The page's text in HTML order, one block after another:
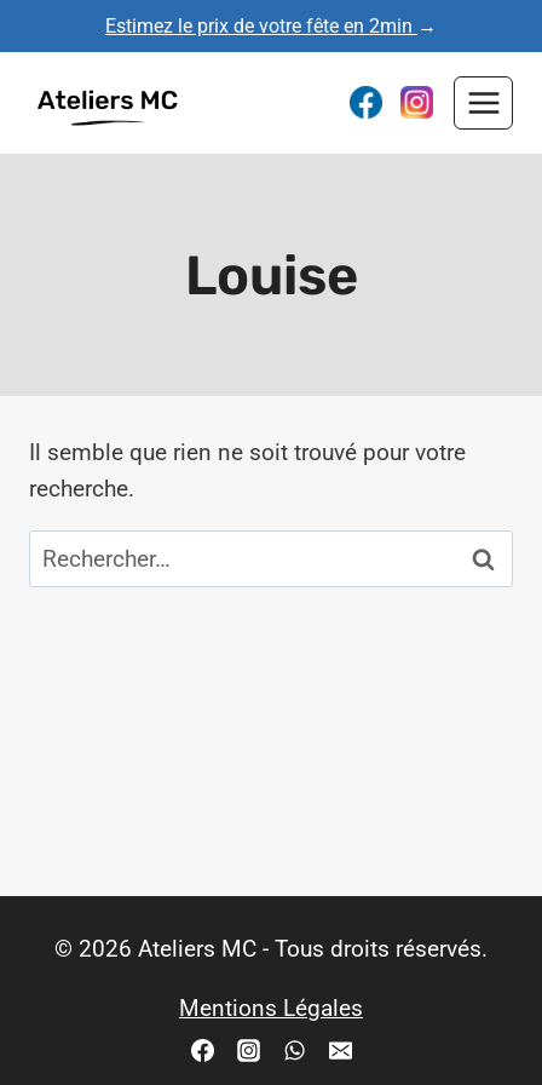
au
contenu
Estimez le prix de votre fête en 2min →
Louise
Il semble que rien ne soit trouvé pour votre
recherche.
Rechercher :
© 2026 Ateliers MC - Tous droits réservés.
Mentions Légales